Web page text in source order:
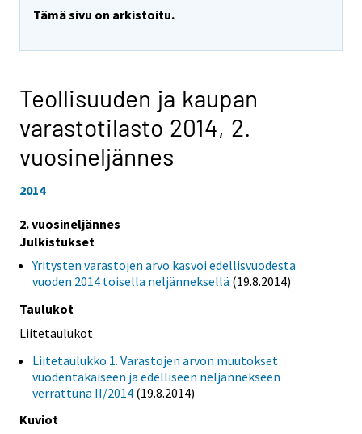
Tämä sivu on arkistoitu.
Teollisuuden ja kaupan
varastotilasto 2014, 2.
vuosineljännes
2014
2. vuosineljännes
Julkistukset
Yritysten varastojen arvo kasvoi edellisvuodesta
vuoden 2014 toisella neljänneksellä (19.8.2014)
Taulukot
Liitetaulukot
Liitetaulukko 1. Varastojen arvon muutokset
vuodentakaiseen ja edelliseen neljännekseen
verrattuna II/2014 (19.8.2014)
Kuviot